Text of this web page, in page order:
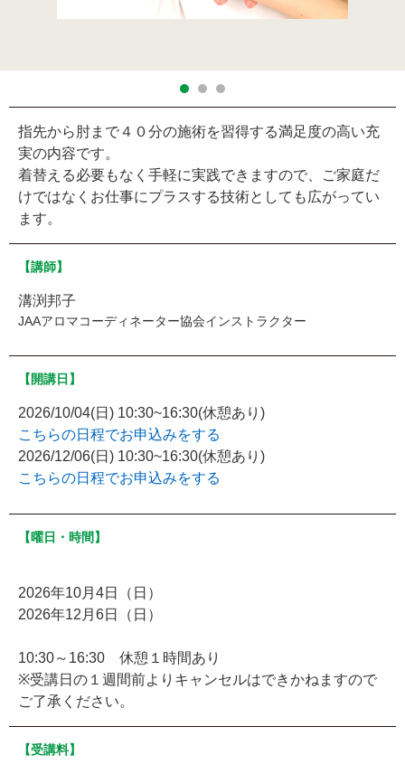
指先から肘まで４０分の施術を習得する満足度の高い充
実の内容です。
着替える必要もなく手軽に実践できますので、ご家庭だ
けではなくお仕事にプラスする技術としても広がってい
ます。
【講師】
溝渕邦子
JAAアロマコーディネーター協会インストラクター
【開講日】
2026/10/04(日) 10:30~16:30(休憩あり)
こちらの日程でお申込みをする
2026/12/06(日) 10:30~16:30(休憩あり)
こちらの日程でお申込みをする
【曜日・時間】
2026年10月4日（日）
2026年12月6日（日）
10:30～16:30 休憩１時間あり
※受講日の１週間前よりキャンセルはできかねますので
ご了承ください。
【受講料】